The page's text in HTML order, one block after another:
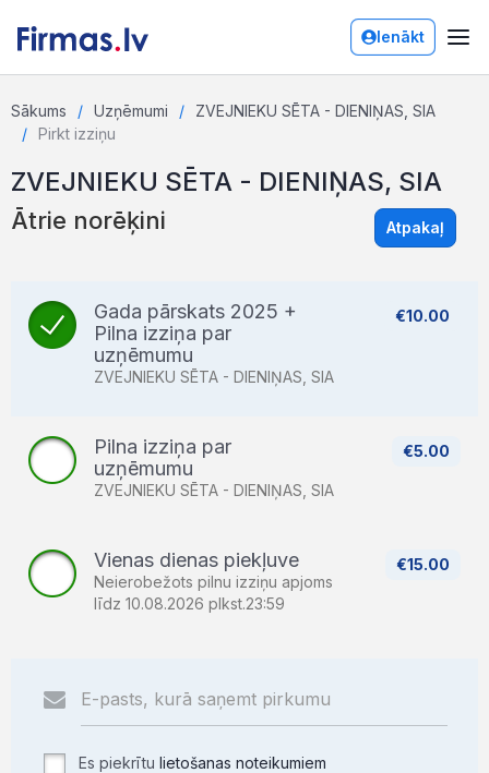
Ienākt
Sākums Uzņēmumi
ZVEJNIEKU SĒTA - DIENIŅAS, SIA
Pirkt izziņu
ZVEJNIEKU SĒTA - DIENIŅAS, SIA
Ātrie norēķini Atpakaļ
€10.00
Gada pārskats 2025 +
Pilna izziņa par
uzņēmumu
ZVEJNIEKU SĒTA - DIENIŅAS, SIA
€5.00
Pilna izziņa par
uzņēmumu
ZVEJNIEKU SĒTA - DIENIŅAS, SIA
€15.00
Vienas dienas piekļuve
Neierobežots pilnu izziņu apjoms
līdz 10.08.2026 plkst.23:59
Es piekrītu lietošanas noteikumiem